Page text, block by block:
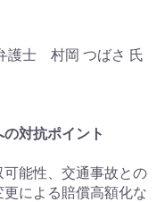
護士 村岡 つばさ 氏
対抗ポイント
能性、交通事故との
による賠償高額化な